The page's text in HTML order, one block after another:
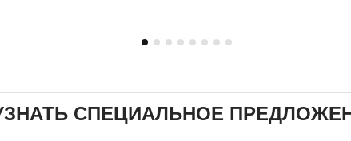
СПЕЦИАЛЬНОЕ